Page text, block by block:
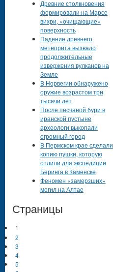
Древние столкновения
формировали на Марсе
вихри, «очищающие»
поверхность
Падение древнего
метеорита вызвало
продолжительные
извержения вулканов на
Земле
В Норвегии обнаружено
оружие возрастом три
тысячи лет
После песчаной бури в
иранской пустыне
археологи выкопали
огромный город
В Пермском крае сделали
копию пушки, которую
отлили для экспедиции
Беринга в Каменске
Феномен «замерзших»
могил на Алтае
Страницы
1
2
3
4
5